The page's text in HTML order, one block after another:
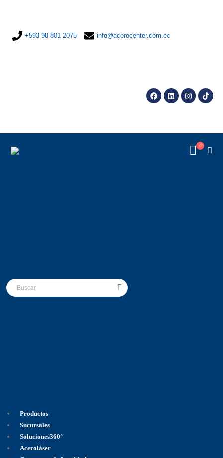
+593 98 801 2075 info@acerocenter.com.ec
Productos
Sucursales
Soluciones360°
Aceroláser